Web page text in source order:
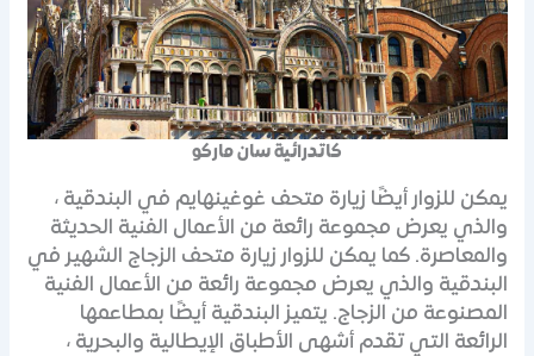
كاتدرائية سان ماركو
يمكن للزوار أيضًا زيارة متحف غوغينهايم في البندقية ،
والذي يعرض مجموعة رائعة من الأعمال الفنية الحديثة
والمعاصرة. كما يمكن للزوار زيارة متحف الزجاج الشهير في
البندقية والذي يعرض مجموعة رائعة من الأعمال الفنية
المصنوعة من الزجاج. يتميز البندقية أيضًا بمطاعمها
الرائعة التي تقدم أشهى الأطباق الإيطالية والبحرية ،